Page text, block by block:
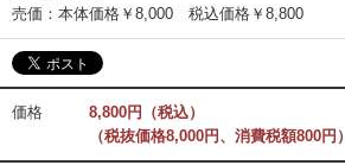
売価：本体価格￥8,000 税込価格￥8,800
価格
8,800円（税込）
（税抜価格8,000円、消費税額800円）